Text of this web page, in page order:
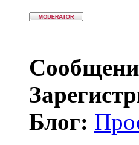
Блог: